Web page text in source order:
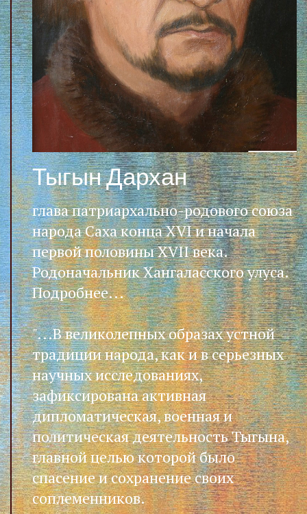
Тыгын Дархан
глава патриархально-родового союза
народа Саха конца XVI и начала
первой половины XVII века.
Родоначальник Хангаласского улуса.
Подробнее...
"...В великолепных образах устной
традиции народа, как и в серьезных
научных исследованиях,
зафиксирована активная
дипломатическая, военная и
политическая деятельность Тыгына,
главной целью которой было
спасение и сохранение своих
соплеменников.